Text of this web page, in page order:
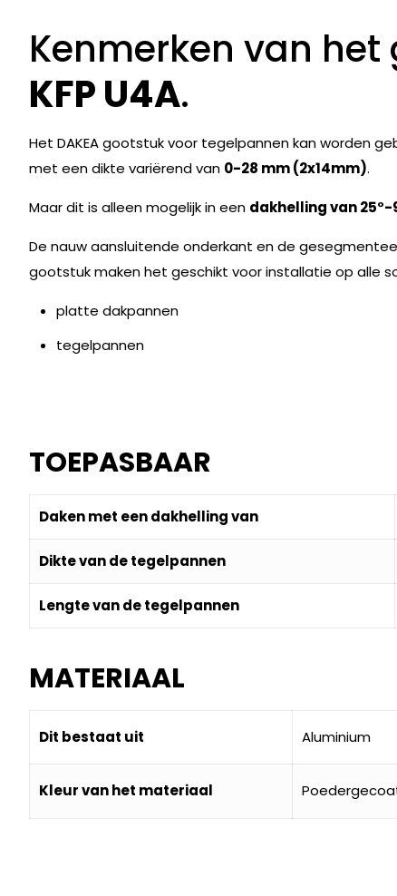
Kenmerken van
KFP U4A.
Het DAKEA gootstuk voor tegelpannen kan worden
met een dikte variërend van 0-28 mm (2x14mm).
Maar dit is alleen mogelijk in een dakhelling van 25°-
De nauw aansluitende onderkant en de
gootstuk maken het geschikt voor installatie op alle
platte dakpannen
tegelpannen
TOEPASBAAR
Daken met een dakhelling van
Dikte van de tegelpannen
Lengte van de tegelpannen
MATERIAAL
Dit bestaat uit Aluminium
Kleur van het materiaal